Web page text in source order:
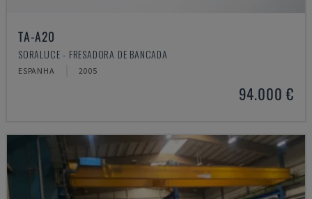
TA-A20
SORALUCE - FRESADORA DE BANCADA
ESPANHA 2005
94.000 €